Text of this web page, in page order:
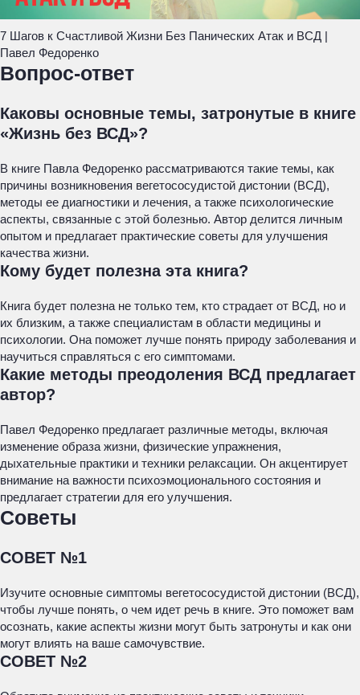
7 Шагов к Счастливой Жизни Без Панических Атак и ВСД |
Павел Федоренко
Вопрос-ответ
Каковы основные темы, затронутые в книге
«Жизнь без ВСД»?
В книге Павла Федоренко рассматриваются такие темы, как
причины возникновения вегетососудистой дистонии (ВСД),
методы ее диагностики и лечения, а также психологические
аспекты, связанные с этой болезнью. Автор делится личным
опытом и предлагает практические советы для улучшения
качества жизни.
Кому будет полезна эта книга?
Книга будет полезна не только тем, кто страдает от ВСД, но и
их близким, а также специалистам в области медицины и
психологии. Она поможет лучше понять природу заболевания и
научиться справляться с его симптомами.
Какие методы преодоления ВСД предлагает
автор?
Павел Федоренко предлагает различные методы, включая
изменение образа жизни, физические упражнения,
дыхательные практики и техники релаксации. Он акцентирует
внимание на важности психоэмоционального состояния и
предлагает стратегии для его улучшения.
Советы
СОВЕТ №1
Изучите основные симптомы вегетососудистой дистонии (ВСД),
чтобы лучше понять, о чем идет речь в книге. Это поможет вам
осознать, какие аспекты жизни могут быть затронуты и как они
могут влиять на ваше самочувствие.
СОВЕТ №2